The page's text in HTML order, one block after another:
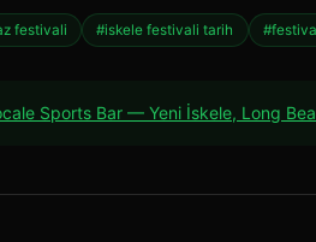
festivali #iskele festivali tarih
Sports Bar — Yeni İskele, Long